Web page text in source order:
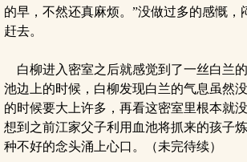
的早，不然还真麻烦。”没做过多的感慨，
赶去。
白柳进入密室之后就感觉到了一丝白兰
池边上的时候，白柳发现白兰的气息虽然
的时候要大上许多，再看这密室里根本就
想到之前江家父子利用血池将抓来的孩子
种不好的念头涌上心口。（未完待续）